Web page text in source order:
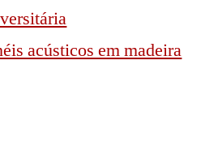
acústicos em madeira